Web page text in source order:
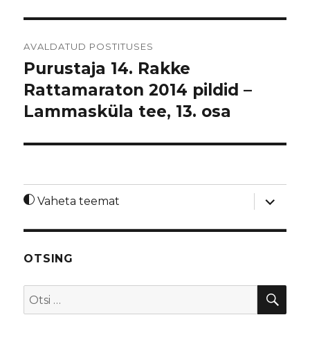
AVALDATUD POSTITUSES
Purustaja 14. Rakke
Rattamaraton 2014 pildid –
Lammasküla tee, 13. osa
Vaheta teemat
laienda
OTSING
Otsi: